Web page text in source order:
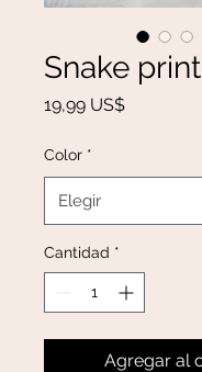
Snake
19,99 US$Precio
Color *
Cantidad *
Agregar al